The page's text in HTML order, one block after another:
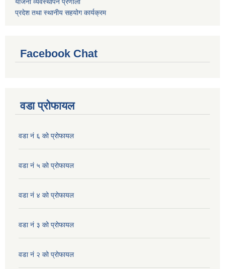
प्रदेश तथा स्थानीय सहयोग कार्यक्रम
Facebook Chat
वडा प्रोफायल
वडा नं ६ को प्रोफायल
वडा नं ५ को प्रोफायल
वडा नं ४ को प्रोफायल
वडा नं ३ को प्रोफायल
वडा नं २ को प्रोफायल